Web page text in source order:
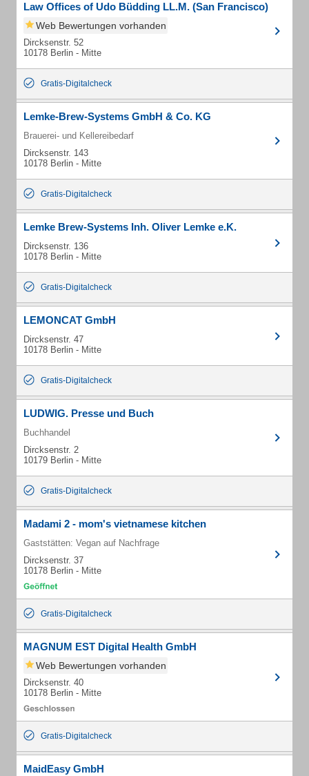
Law Offices of Udo Büdding LL.M. (San Francisco)
Web Bewertungen vorhanden
Dircksenstr. 52
10178 Berlin - Mitte
Gratis-Digitalcheck
Lemke-Brew-Systems GmbH & Co. KG
Brauerei- und Kellereibedarf
Dircksenstr. 143
10178 Berlin - Mitte
Gratis-Digitalcheck
Lemke Brew-Systems Inh. Oliver Lemke e.K.
Dircksenstr. 136
10178 Berlin - Mitte
Gratis-Digitalcheck
LEMONCAT GmbH
Dircksenstr. 47
10178 Berlin - Mitte
Gratis-Digitalcheck
LUDWIG. Presse und Buch
Buchhandel
Dircksenstr. 2
10179 Berlin - Mitte
Gratis-Digitalcheck
Madami 2 - mom's vietnamese kitchen
Gaststätten: Vegan auf Nachfrage
Dircksenstr. 37
10178 Berlin - Mitte
Gratis-Digitalcheck
MAGNUM EST Digital Health GmbH
Web Bewertungen vorhanden
Dircksenstr. 40
10178 Berlin - Mitte
Gratis-Digitalcheck
MaidEasy GmbH